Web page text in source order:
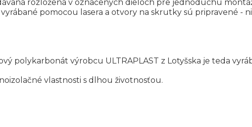
rozložená v označených dieloch pre jednoduchú
pomocou lasera a otvory na skrutky sú pripravené -
polykarbonát výrobcu ULTRAPLAST z Lotyšska je teda
vlastnosti s dlhou životnosťou.